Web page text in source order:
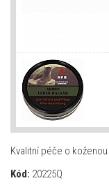
Kvalitní péče o
Kód: 20225Q